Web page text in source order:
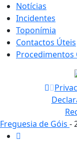
Notícias
Incidentes
Toponímia
Contactos Úteis
Procedimentos
Freguesia de Góis -